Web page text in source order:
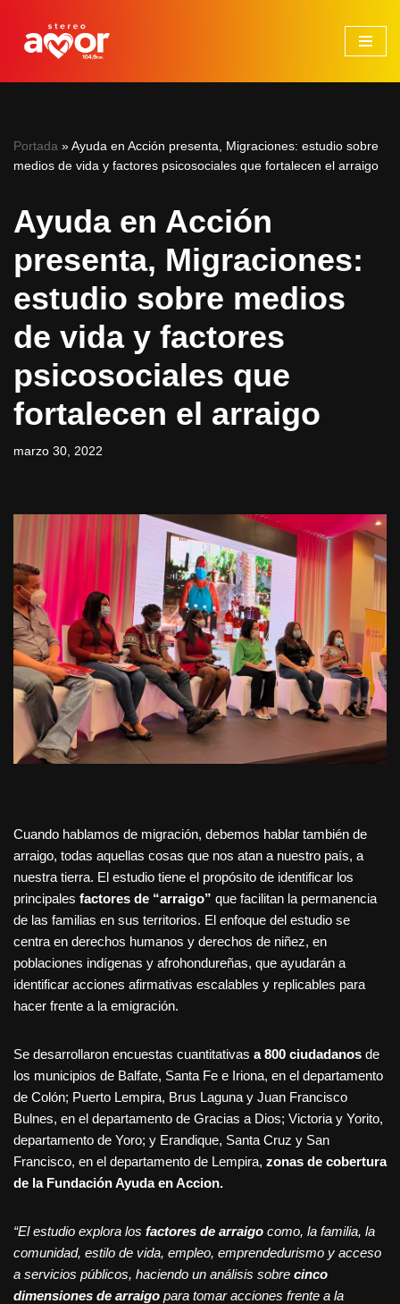
Saltar
Portada »Ayuda en Acción presenta, Migraciones: estudio sobre
medios de vida y factores psicosociales que fortalecen el arraigo
Ayuda en Acción
presenta, Migraciones:
estudio sobre medios
de vida y factores
psicosociales que
fortalecen el arraigo
marzo 30, 2022
Cuando hablamos de migración, debemos hablar también de
arraigo, todas aquellas cosas que nos atan a nuestro país, a
nuestra tierra. El estudio tiene el propósito de identificar los
principales factores de “arraigo” que facilitan la permanencia
de las familias en sus territorios. El enfoque del estudio se
centra en derechos humanos y derechos de niñez, en
poblaciones indígenas y afrohondureñas, que ayudarán a
identificar acciones afirmativas escalables y replicables para
hacer frente a la emigración.
Se desarrollaron encuestas cuantitativas a 800 ciudadanos de
los municipios de Balfate, Santa Fe e Iriona, en el departamento
de Colón; Puerto Lempira, Brus Laguna y Juan Francisco
Bulnes, en el departamento de Gracias a Dios; Victoria y Yorito,
departamento de Yoro; y Erandique, Santa Cruz y San
Francisco, en el departamento de Lempira, zonas de cobertura
de la Fundación Ayuda en Accion.
“El estudio explora los factores de arraigo como, la familia, la
comunidad, estilo de vida, empleo, emprendedurismo y acceso
a servicios públicos, haciendo un análisis sobre cinco
dimensiones de arraigo para tomar acciones frente a la